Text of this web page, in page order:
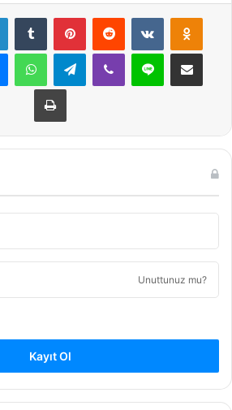
LinkedInTumblr PinterestReddit VKontakte
MessengerWhatsAppTelegramViber Line E-Posta ile
Yazdır
Unuttunuz mu?
Kayıt Ol